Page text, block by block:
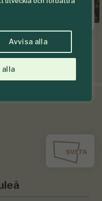
Avvisa alla
alla